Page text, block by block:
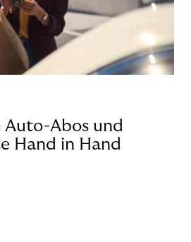
Auto-Abos und
Hand in Hand